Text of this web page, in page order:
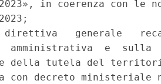
in coerenza con
direttiva   generale
e  sulla
e della tutela del
con decreto ministeriale